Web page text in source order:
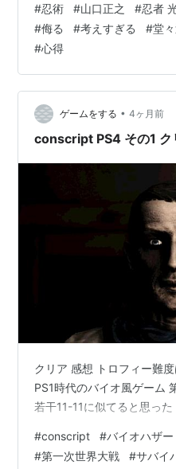
いう秘技もあります。 そん
かる病があると記されてい
す。これは、こわがる事で
たすために、時には、闇に
ですから当然だと思います
錬を積み重ねてきたのに、
#忍術 #山口正之 #忍者
#侮る #考えすぎる #堂
#心得
ゲームをする • 4ヶ月前
conscript PS4 その1 ク
クリア 感想 トロフィー難
PS1時代のバイオ風ゲーム
若干11-11に似てると思っ
#conscript #バイオハザー
#第一次世界大戦 #サバイ